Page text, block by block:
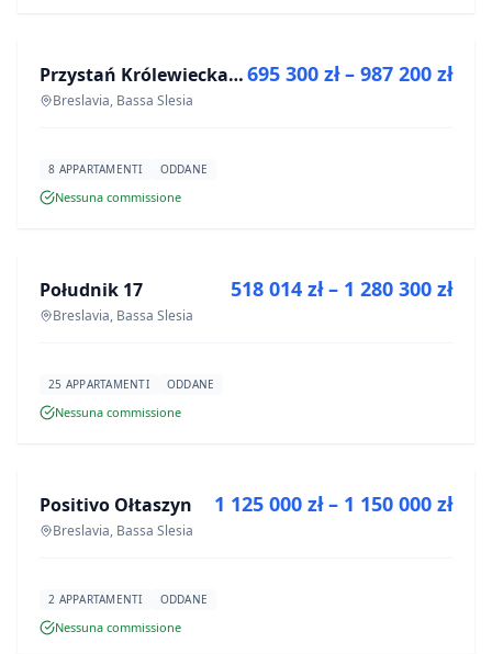
PROGETTO Przystań Królewiecka III
Breslavia, Bassa Slesia
695 300 zł – 987 200 zł
8 APPARTAMENTI ODDANE
Nessuna commissione
PROGETTO
Południk 17
Breslavia, Bassa Slesia
518 014 zł – 1 280 300 zł
25 APPARTAMENTI ODDANE
Nessuna commissione
PROGETTO
Positivo Ołtaszyn
Breslavia, Bassa Slesia
1 125 000 zł – 1 150 000 zł
2 APPARTAMENTI ODDANE
Nessuna commissione